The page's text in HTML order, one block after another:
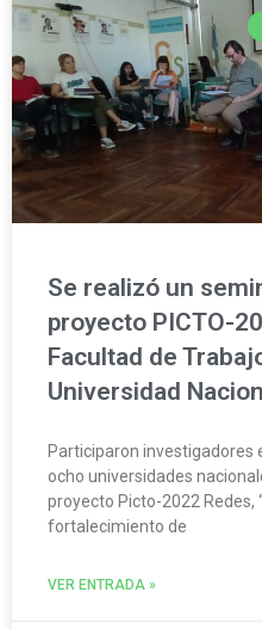
Se realizó un
proyecto PICTO-
Facultad de
Universidad
Participaron investigadores
ocho universidades
proyecto Picto-2022 Redes,
fortalecimiento de
VER ENTRADA »